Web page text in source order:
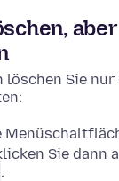
Sie nur
Sie dann
.